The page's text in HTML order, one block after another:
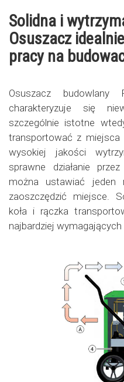
Solidna i
Osuszacz
pracy na
Osuszacz
charakteryzuje się
szczególnie istotne
transportować z miejsca
wysokiej jakości
sprawne działanie
można ustawiać jeden
zaoszczędzić miejsce.
koła i rączka
najbardziej wymagających